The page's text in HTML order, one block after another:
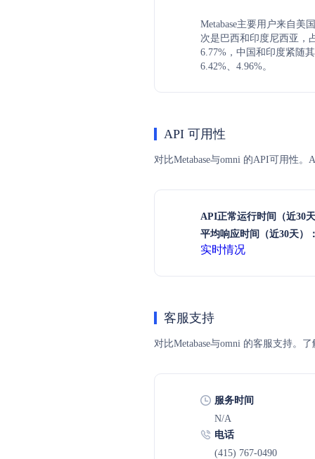
Metabase主要用户来自美
次是巴西和印度尼西亚，
6.77%，中国和印度紧随
6.42%、4.96%。
API 可用性
对比Metabase与omni 的API可用性
API正常运行时间（近30
平均响应时间（近30天）
实时情况
客服支持
对比Metabase与omni 的客服支持。
服务时间
N/A
电话
(415) 767-0490